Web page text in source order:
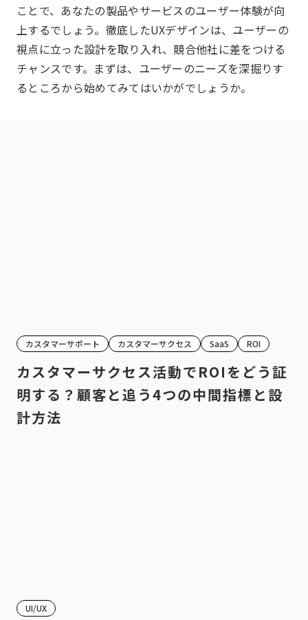
ことで、あなたの製品やサービスのユーザー体験が向
上するでしょう。徹底したUXデザインは、ユーザーの
視点に立った設計を取り入れ、競合他社に差をつける
チャンスです。まずは、ユーザーのニーズを深掘りす
るところから始めてみてはいかがでしょうか。
カスタマーサポート カスタマーサクセス SaaS ROI
カスタマーサクセス活動でROIをどう証
明する？顧客と追う4つの中間指標と設
計方法
UI/UX